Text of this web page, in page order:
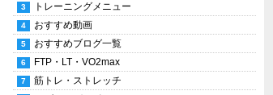
トレーニングメニュー
おすすめ動画
おすすめブログ一覧
FTP・LT・VO2max
筋トレ・ストレッチ